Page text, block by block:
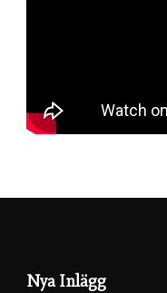
Nya Inlägg